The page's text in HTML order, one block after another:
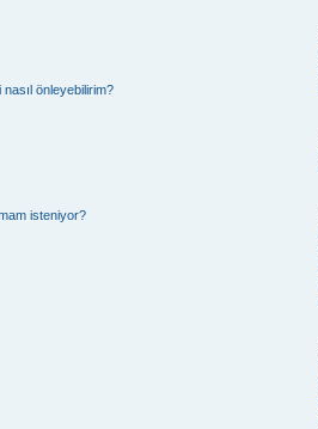
nasıl önleyebilirim?
isteniyor?